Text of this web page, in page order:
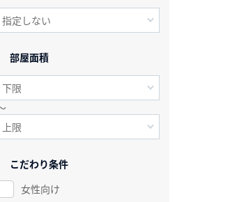
部屋面積
こだわり条件
女性向け